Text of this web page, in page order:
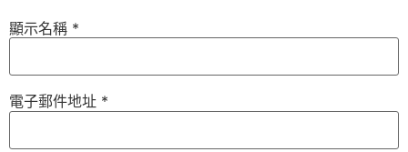
顯示名稱 *
電子郵件地址 *